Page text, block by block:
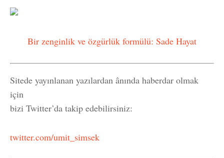
Bir zenginlik ve özgürlük formülü: Sade Hayat
Sitede yayınlanan yazılardan ânında haberdar olmak
için
bizi Twitter’da takip edebilirsiniz:
twitter.com/umit_simsek